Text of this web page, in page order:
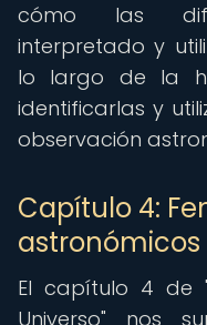
cómo las
interpretado y
lo largo de la
identificarlas y
observación
Capítulo 4:
El capítulo 4 de
Universo" nos